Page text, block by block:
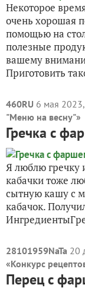
Некоторое
очень хорошая
помощью на
полезные
вашему
Приготовить
460RU 6 мая
"Меню на весну"»
Гречка с
Я люблю гречку
кабачки тоже
сытную кашу с
кабачок.
28101959NaTa 20
«Конкурс
Перец с